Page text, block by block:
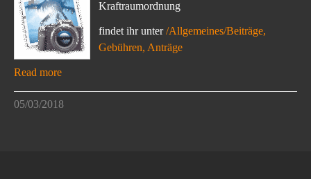
Kraftraumordnung
findet ihr unter/Allgemeines/Beiträge,
Gebühren, Anträge
Read more
05/03/2018